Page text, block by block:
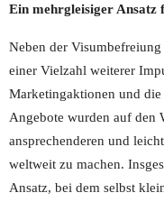
Ein mehrgleisiger Ansatz
Neben der
einer Vielzahl weiterer
Marketingaktionen und die
Angebote wurden auf den
ansprechenderen und
weltweit zu machen.
Ansatz, bei dem selbst